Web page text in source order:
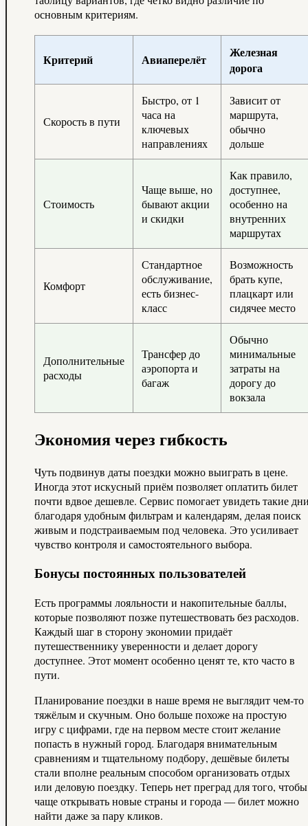
основным критериям.
Критерий Авиаперелёт
Железная
дорога
Скорость в пути
Быстро, от 1
часа на
ключевых
направлениях
Зависит от
маршрута,
обычно
дольше
Стоимость
Чаще выше, но
бывают акции
и скидки
Как правило,
доступнее,
особенно на
внутренних
маршрутах
Комфорт
Стандартное
обслуживание,
есть бизнес-
класс
Возможность
брать купе,
плацкарт или
сидячее место
Дополнительные
расходы
Трансфер до
аэропорта и
багаж
Обычно
минимальные
затраты на
дорогу до
вокзала
Экономия через гибкость
Чуть подвинув даты поездки можно выиграть в цене.
Иногда этот искусный приём позволяет оплатить билет
почти вдвое дешевле. Сервис помогает увидеть такие
благодаря удобным фильтрам и календарям, делая поиск
живым и подстраиваемым под человека. Это усиливает
чувство контроля и самостоятельного выбора.
Бонусы постоянных пользователей
Есть программы лояльности и накопительные баллы,
которые позволяют позже путешествовать без расходов.
Каждый шаг в сторону экономии придаёт
путешественнику уверенности и делает дорогу
доступнее. Этот момент особенно ценят те, кто часто в
пути.
Планирование поездки в наше время не выглядит чем-то
тяжёлым и скучным. Оно больше похоже на простую
игру с цифрами, где на первом месте стоит желание
попасть в нужный город. Благодаря внимательным
сравнениям и тщательному подбору, дешёвые билеты
стали вполне реальным способом организовать отдых
или деловую поездку. Теперь нет преград для того, чтобы
чаще открывать новые страны и города — билет можно
найти даже за пару кликов.